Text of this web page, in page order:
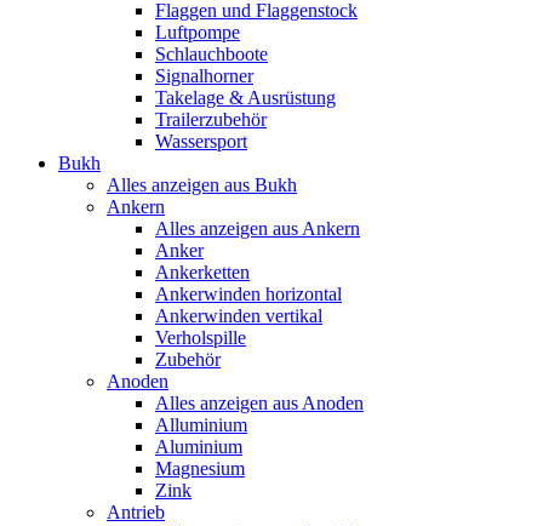
Flaggen und Flaggenstock
Luftpompe
Schlauchboote
Signalhorner
Takelage & Ausrüstung
Trailerzubehör
Wassersport
Bukh
Alles anzeigen aus Bukh
Ankern
Alles anzeigen aus Ankern
Anker
Ankerketten
Ankerwinden horizontal
Ankerwinden vertikal
Verholspille
Zubehör
Anoden
Alles anzeigen aus Anoden
Alluminium
Aluminium
Magnesium
Zink
Antrieb